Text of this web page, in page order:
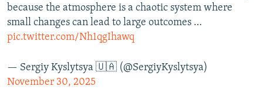
because the atmosphere is a chaotic system where
small changes can lead to large outcomes …
pic.twitter.com/Nh1qgIhawq
— Sergiy Kyslytsya 🇺🇦 (@SergiyKyslytsya)
November 30, 2025